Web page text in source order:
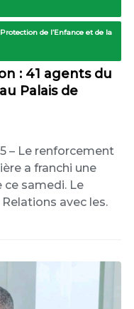
de l’Enfance et de la
: 41 agents du
Palais de
– Le renforcement
a franchi une
samedi. Le
avec les.